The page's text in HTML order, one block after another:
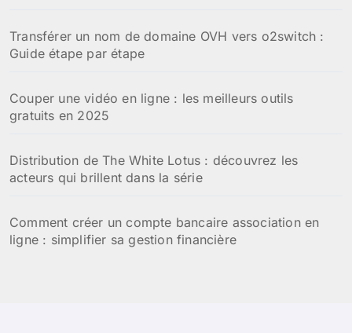
Transférer un nom de domaine OVH vers o2switch :
Guide étape par étape
Couper une vidéo en ligne : les meilleurs outils
gratuits en 2025
Distribution de The White Lotus : découvrez les
acteurs qui brillent dans la série
Comment créer un compte bancaire association en
ligne : simplifier sa gestion financière